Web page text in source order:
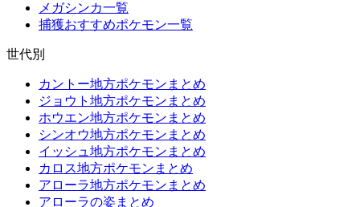
メガシンカ一覧
捕獲おすすめポケモン一覧
世代別
カントー地方ポケモンまとめ
ジョウト地方ポケモンまとめ
ホウエン地方ポケモンまとめ
シンオウ地方ポケモンまとめ
イッシュ地方ポケモンまとめ
カロス地方ポケモンまとめ
アローラ地方ポケモンまとめ
アローラの姿まとめ